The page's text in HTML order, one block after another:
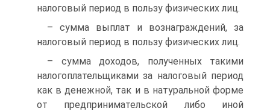
налоговый период в пользу физических лиц.
– сумма выплат и вознаграждений, за
налоговый период в пользу физических лиц.
– сумма доходов, полученных такими
налогоплательщиками за налоговый период
как в денежной, так и в натуральной форме
от предпринимательской либо иной